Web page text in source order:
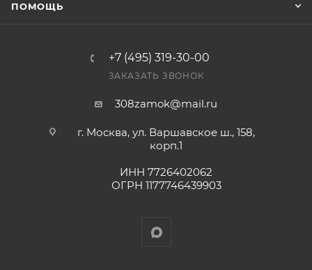
оплата выставленного счета.
ПОМОЩЬ
+7 (495) 319-30-00
ЗАКАЗАТЬ ЗВОНОК
308zamok@mail.ru
г. Москва, ул. Варшавское ш., 158,
корп.1
ИНН 7726402062
ОГРН 1177746439903